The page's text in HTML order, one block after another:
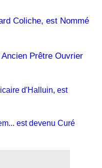
Coliche, est Nommé
Prêtre Ouvrier
d'Halluin, est
est devenu Curé